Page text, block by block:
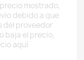
mostrado,
debido a que
del proveedor
baja el precio,
aquí